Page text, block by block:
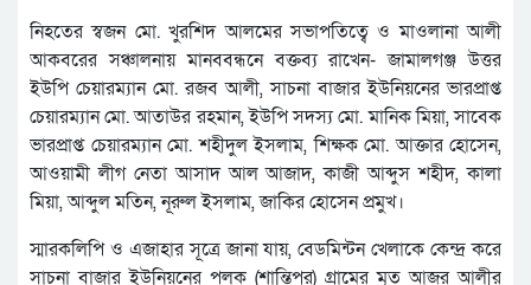
নিহতের স্বজন মো. খুরশিদ আলমের সভাপতিত্বে ও মাওলানা আলী
আকবরের সঞ্চালনায় মানববন্ধনে বক্তব্য রাখেন- জামালগঞ্জ উত্তর
ইউপি চেয়ারম্যান মো. রজব আলী, সাচনা বাজার ইউনিয়নের ভারপ্রাপ্ত
চেয়ারম্যান মো. আতাউর রহমান, ইউপি সদস্য মো. মানিক মিয়া, সাবেক
ভারপ্রাপ্ত চেয়ারম্যান মো. শহীদুল ইসলাম, শিক্ষক মো. আক্তার হোসেন,
আওয়ামী লীগ নেতা আসাদ আল আজাদ, কাজী আব্দুস শহীদ, কালা
মিয়া, আব্দুল মতিন, নূরুল ইসলাম, জাকির হোসেন প্রমুখ।
স্মারকলিপি ও এজাহার সূত্রে জানা যায়, বেডমিন্টন খেলাকে কেন্দ্র করে
সাচনা বাজার ইউনিয়নের পলক (শান্তিপুর) গ্রামের মৃত আজর আলীর